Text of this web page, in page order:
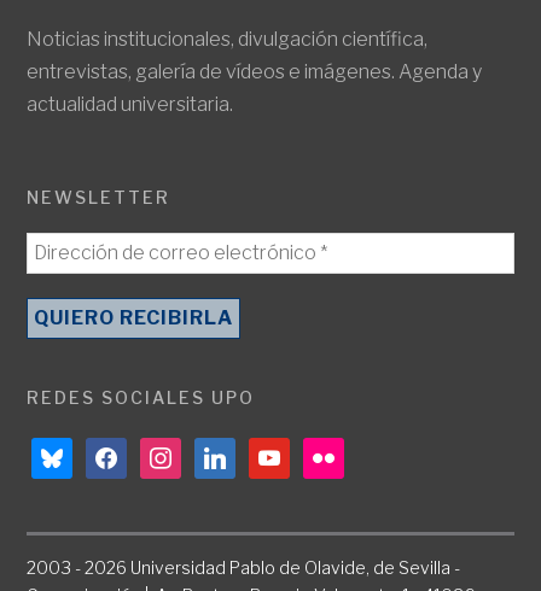
Noticias institucionales, divulgación científica,
entrevistas, galería de vídeos e imágenes. Agenda y
actualidad universitaria.
NEWSLETTER
REDES SOCIALES UPO
blueskyfacebookinstagramlinkedinyoutubeflickr
2003 - 2026 Universidad Pablo de Olavide, de Sevilla -